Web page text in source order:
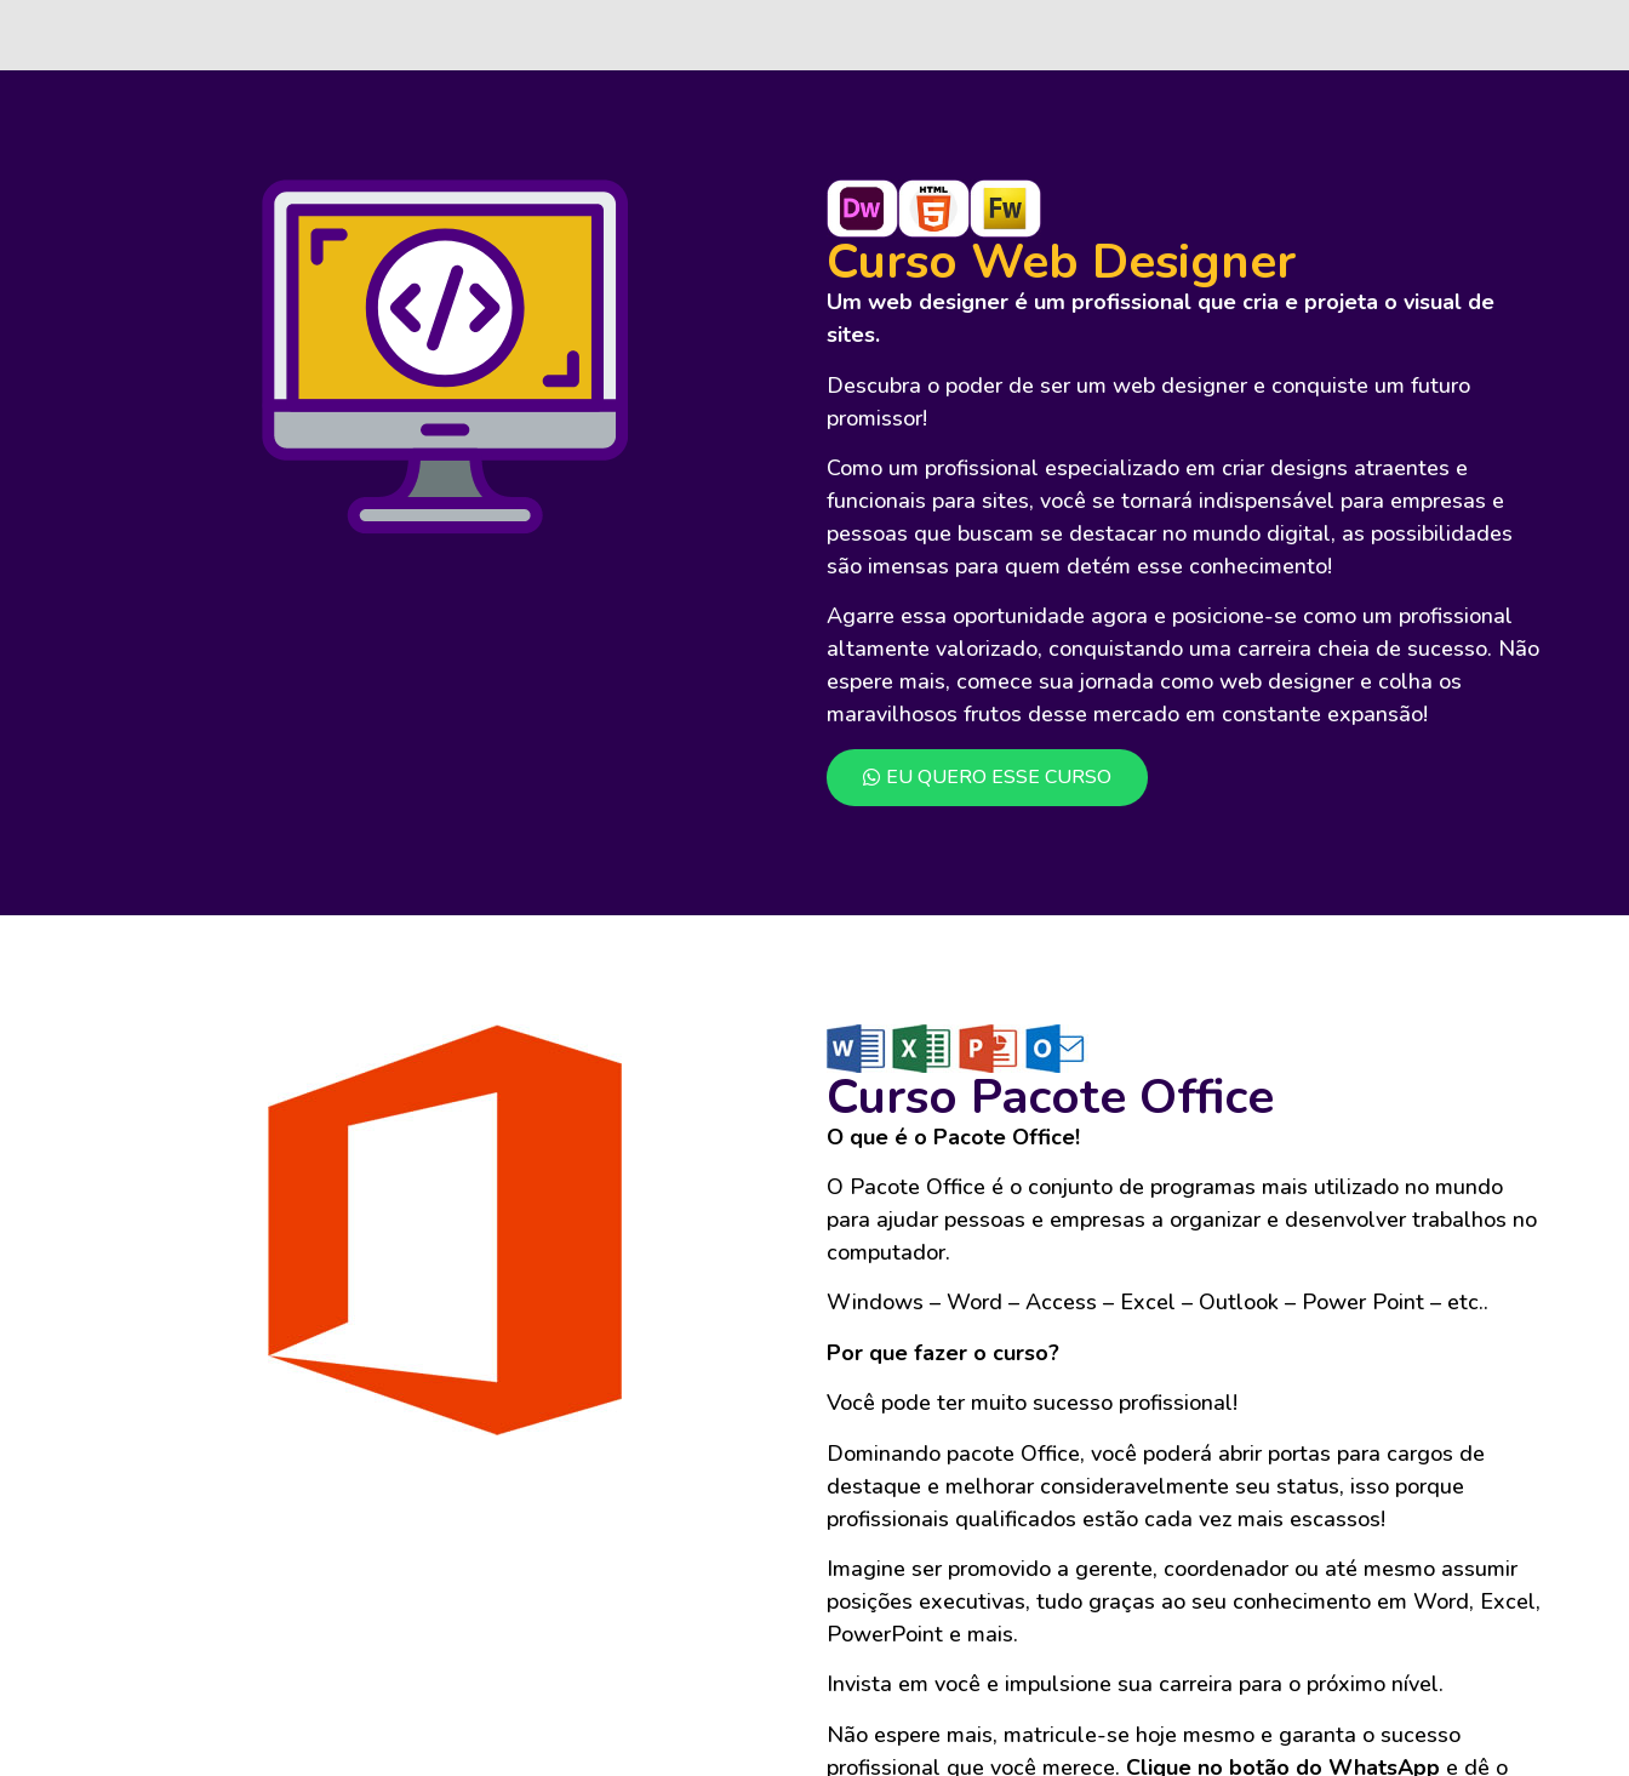
Curso Web Designer
Um web designer é um profissional que cria e projeta o visual de
sites.
Descubra o poder de ser um web designer e conquiste um futuro
promissor!
Como um profissional especializado em criar designs atraentes e
funcionais para sites, você se tornará indispensável para empresas e
pessoas que buscam se destacar no mundo digital, as possibilidades
são imensas para quem detém esse conhecimento!
Agarre essa oportunidade agora e posicione-se como um profissional
altamente valorizado, conquistando uma carreira cheia de sucesso. Não
espere mais, comece sua jornada como web designer e colha os
maravilhosos frutos desse mercado em constante expansão!
EU QUERO ESSE CURSO
Curso Pacote Office
O que é o Pacote Office!
O Pacote Office é o conjunto de programas mais utilizado no mundo
para ajudar pessoas e empresas a organizar e desenvolver trabalhos no
computador.
Windows – Word – Access – Excel – Outlook – Power Point – etc..
Por que fazer o curso?
Você pode ter muito sucesso profissional!
Dominando pacote Office, você poderá abrir portas para cargos de
destaque e melhorar consideravelmente seu status, isso porque
profissionais qualificados estão cada vez mais escassos!
Imagine ser promovido a gerente, coordenador ou até mesmo assumir
posições executivas, tudo graças ao seu conhecimento em Word, Excel,
PowerPoint e mais.
Invista em você e impulsione sua carreira para o próximo nível.
Não espere mais, matricule-se hoje mesmo e garanta o sucesso
profissional que você merece. Clique no botão do WhatsApp e dê o